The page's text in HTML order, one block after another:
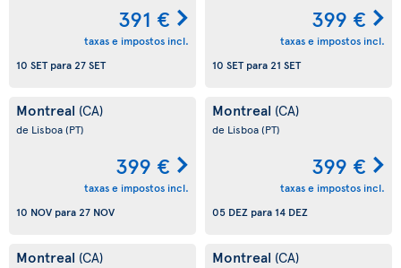
391 €
taxas e impostos incl.
10 SETpara27 SET
399 €
taxas e impostos incl.
10 SETpara21 SET
Montreal (CA)
de Lisboa(PT)
399 €
taxas e impostos incl.
10 NOV para27 NOV
Montreal (CA)
de Lisboa(PT)
399 €
taxas e impostos incl.
05 DEZ para 14 DEZ
Montreal (CA) Montreal (CA)